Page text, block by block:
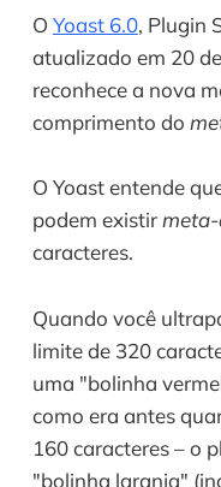
O Yoast 6.0, Plugin
atualizado em 20
reconhece a nova
comprimento do
O Yoast entende
podem existir
caracteres.
Quando você
limite de 320
uma "bolinha
como era antes
160 caracteres – o
"bolinha laranja"